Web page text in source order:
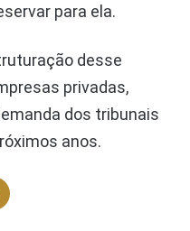
para ela.
desse
privadas,
dos tribunais
anos.